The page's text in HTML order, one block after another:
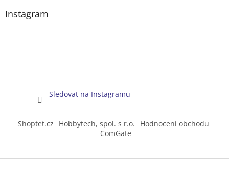
Instagram
Sledovat na Instagramu
Shoptet.cz Hobbytech, spol. s r.o.
Hodnocení obchodu
ComGate